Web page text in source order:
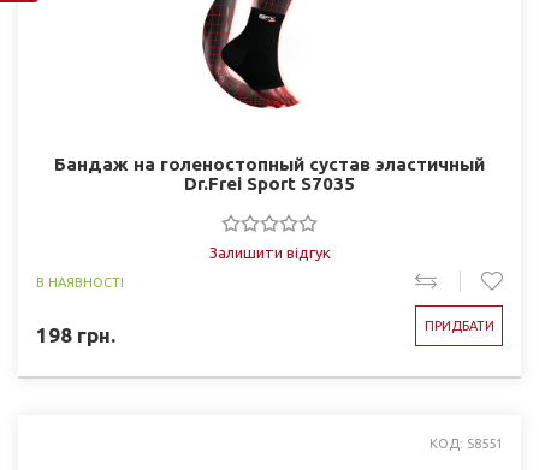
Бандаж на голеностопный сустав эластичный
Dr.Frei Sport S7035
Залишити відгук
В НАЯВНОСТІ
198 грн. ПРИДБАТИ
КОД: S8551